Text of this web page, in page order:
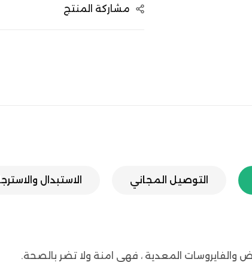
مشاركة المنتج
التوصيل المجاني الاستبدال